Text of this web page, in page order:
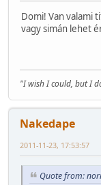
Domi! Van valami
vagy simán lehet
"I wish I could, but I
Nakedape
2011-11-23, 17:53:57
Quote from: